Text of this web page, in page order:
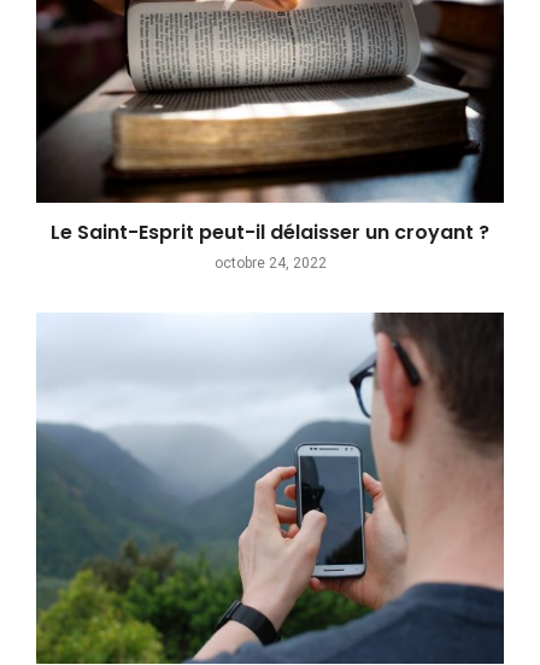
Le Saint-Esprit peut-il délaisser un croyant ?
octobre 24, 2022